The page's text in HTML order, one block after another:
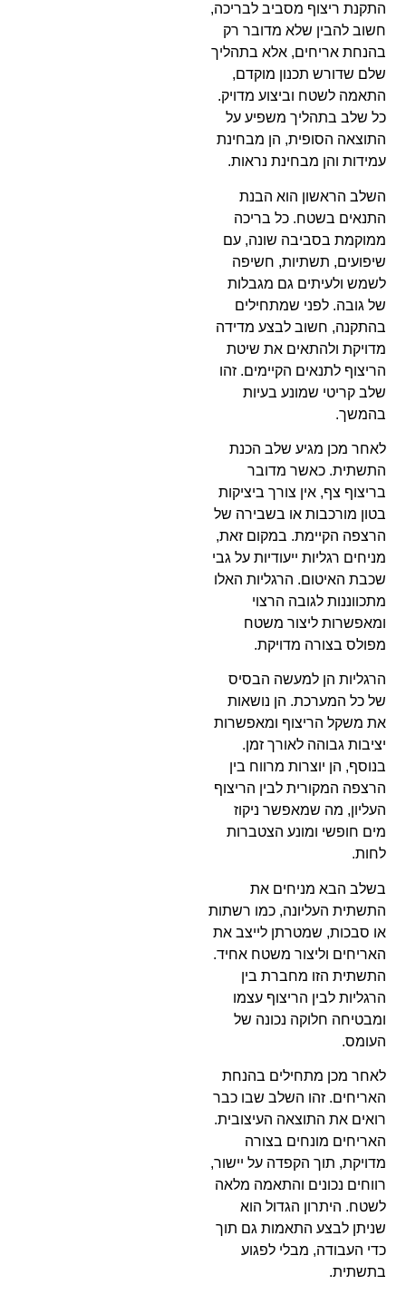
התקנת ריצוף מסביב לבריכה,
חשוב להבין שלא מדובר רק
בהנחת אריחים, אלא בתהליך
שלם שדורש תכנון מוקדם,
התאמה לשטח וביצוע מדויק.
כל שלב בתהליך משפיע על
התוצאה הסופית, הן מבחינת
עמידות והן מבחינת נראות.
השלב הראשון הוא הבנת
התנאים בשטח. כל בריכה
ממוקמת בסביבה שונה, עם
שיפועים, תשתיות, חשיפה
לשמש ולעיתים גם מגבלות
של גובה. לפני שמתחילים
בהתקנה, חשוב לבצע מדידה
מדויקת ולהתאים את שיטת
הריצוף לתנאים הקיימים. זהו
שלב קריטי שמונע בעיות
בהמשך.
לאחר מכן מגיע שלב הכנת
התשתית. כאשר מדובר
בריצוף צף, אין צורך ביציקות
בטון מורכבות או בשבירה של
הרצפה הקיימת. במקום זאת,
מניחים רגליות ייעודיות על גבי
שכבת האיטום. הרגליות האלו
מתכווננות לגובה הרצוי
ומאפשרות ליצור משטח
מפולס בצורה מדויקת.
הרגליות הן למעשה הבסיס
של כל המערכת. הן נושאות
את משקל הריצוף ומאפשרות
יציבות גבוהה לאורך זמן.
בנוסף, הן יוצרות מרווח בין
הרצפה המקורית לבין הריצוף
העליון, מה שמאפשר ניקוז
מים חופשי ומונע הצטברות
לחות.
בשלב הבא מניחים את
התשתית העליונה, כמו רשתות
או סבכות, שמטרתן לייצב את
האריחים וליצור משטח אחיד.
התשתית הזו מחברת בין
הרגליות לבין הריצוף עצמו
ומבטיחה חלוקה נכונה של
העומס.
לאחר מכן מתחילים בהנחת
האריחים. זהו השלב שבו כבר
רואים את התוצאה העיצובית.
האריחים מונחים בצורה
מדויקת, תוך הקפדה על יישור,
רווחים נכונים והתאמה מלאה
לשטח. היתרון הגדול הוא
שניתן לבצע התאמות גם תוך
כדי העבודה, מבלי לפגוע
בתשתית.